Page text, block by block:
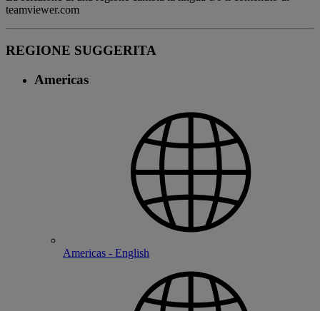
teamviewer.com
REGIONE SUGGERITA
Americas
Americas - English